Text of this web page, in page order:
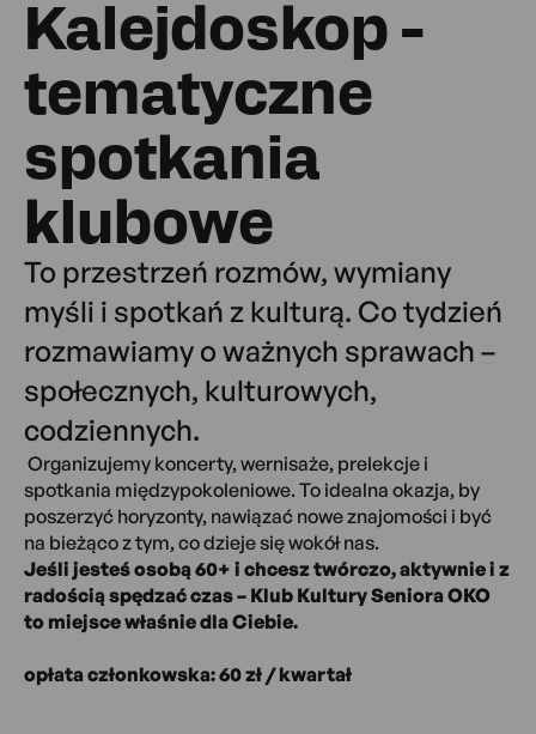
Kalejdoskop -
tematyczne
spotkania
klubowe
To przestrzeń rozmów, wymiany
myśli i spotkań z kulturą. Co tydzień
rozmawiamy o ważnych sprawach –
społecznych, kulturowych,
codziennych.
Organizujemy koncerty, wernisaże, prelekcje i
spotkania międzypokoleniowe. To idealna okazja, by
poszerzyć horyzonty, nawiązać nowe znajomości i być
na bieżąco z tym, co dzieje się wokół nas.
Jeśli jesteś osobą 60+ i chcesz twórczo, aktywnie i z
radością spędzać czas – Klub Kultury Seniora OKO
to miejsce właśnie dla Ciebie.
opłata członkowska: 60 zł / kwartał